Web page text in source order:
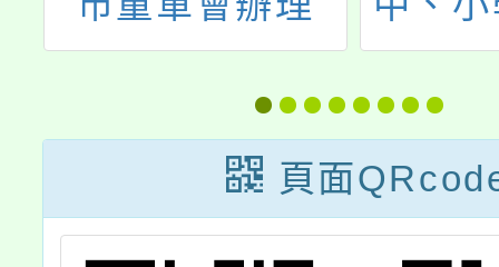
114年童軍服務
員進修會研習，
請鼓 勵所屬踴躍
報名參加，請查
外交
局「
外安
活動
頁面